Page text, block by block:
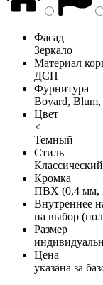
Фасад
Зеркало
Материал
ДСП
Фурнитура
Boyard, Blum,
Цвет
<
Темный
Стиль
Классический
Кромка
ПВХ (0,4 мм,
Внутреннее
на выбор
Размер
Цена
указана за